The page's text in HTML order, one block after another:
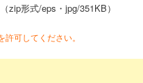
（zip形式/eps・jpg/351KB）
可してください。